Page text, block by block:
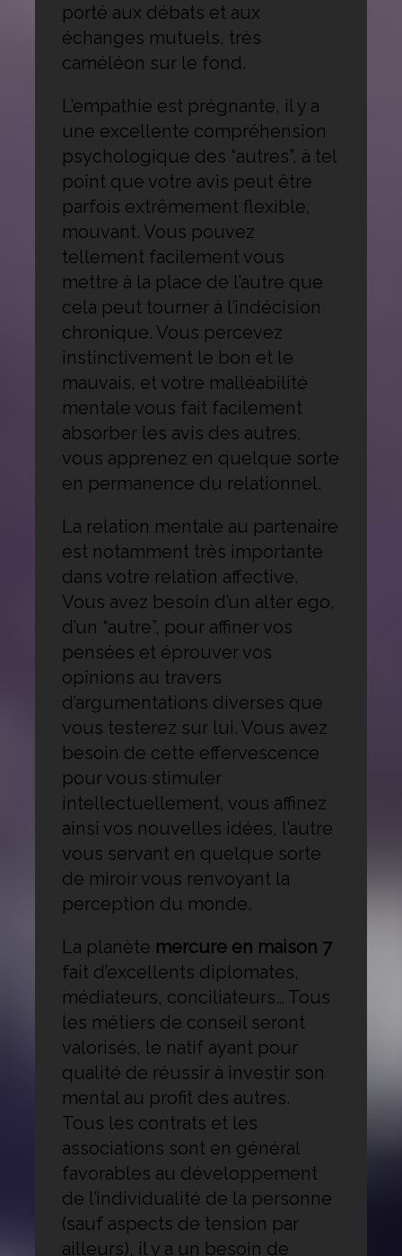
porté aux débats et aux
échanges mutuels, très
caméléon sur le fond.
L’empathie est prégnante, il y a
une excellente compréhension
psychologique des “autres”, à tel
point que votre avis peut être
parfois extrêmement flexible,
mouvant. Vous pouvez
tellement facilement vous
mettre à la place de l’autre que
cela peut tourner à l’indécision
chronique. Vous percevez
instinctivement le bon et le
mauvais, et votre malléabilité
mentale vous fait facilement
absorber les avis des autres,
vous apprenez en quelque sorte
en permanence du relationnel.
La relation mentale au partenaire
est notamment très importante
dans votre relation affective.
Vous avez besoin d’un alter ego,
d’un “autre”, pour affiner vos
pensées et éprouver vos
opinions au travers
d’argumentations diverses que
vous testerez sur lui. Vous avez
besoin de cette effervescence
pour vous stimuler
intellectuellement, vous affinez
ainsi vos nouvelles idées, l’autre
vous servant en quelque sorte
de miroir vous renvoyant la
perception du monde.
La planète mercure en maison 7
fait d’excellents diplomates,
médiateurs, conciliateurs… Tous
les métiers de conseil seront
valorisés, le natif ayant pour
qualité de réussir à investir son
mental au profit des autres.
Tous les contrats et les
associations sont en général
favorables au développement
de l’individualité de la personne
(sauf aspects de tension par
ailleurs), il y a un besoin de